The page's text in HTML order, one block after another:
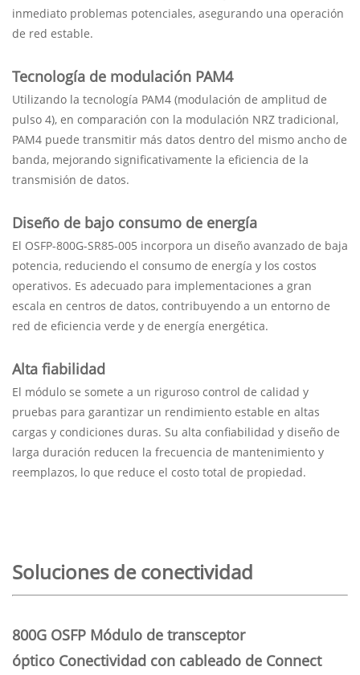
inmediato problemas potenciales, asegurando una operación
de red estable.
Tecnología de modulación PAM4
Utilizando la tecnología PAM4 (modulación de amplitud de
pulso 4), en comparación con la modulación NRZ tradicional,
PAM4 puede transmitir más datos dentro del mismo ancho de
banda, mejorando significativamente la eficiencia de la
transmisión de datos.
Diseño de bajo consumo de energía
El OSFP-800G-SR85-005 incorpora un diseño avanzado de baja
potencia, reduciendo el consumo de energía y los costos
operativos. Es adecuado para implementaciones a gran
escala en centros de datos, contribuyendo a un entorno de
red de eficiencia verde y de energía energética.
Alta fiabilidad
El módulo se somete a un riguroso control de calidad y
pruebas para garantizar un rendimiento estable en altas
cargas y condiciones duras. Su alta confiabilidad y diseño de
larga duración reducen la frecuencia de mantenimiento y
reemplazos, lo que reduce el costo total de propiedad.
Soluciones de conectividad
800G OSFP Módulo de transceptor
óptico Conectividad con cableado de Connect